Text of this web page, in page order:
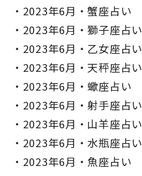
2023年6月・蟹座占い
2023年6月・獅子座占い
2023年6月・乙女座占い
2023年6月・天秤座占い
2023年6月・蠍座占い
2023年6月・射手座占い
2023年6月・山羊座占い
2023年6月・水瓶座占い
2023年6月・魚座占い